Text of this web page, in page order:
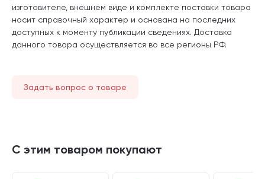
изготовителе, внешнем виде и комплекте поставки товара
носит справочный характер и основана на последних
доступных к моменту публикации сведениях. Доставка
данного товара осуществляется во все регионы РФ.
Задать вопрос о товаре
С этим товаром покупают